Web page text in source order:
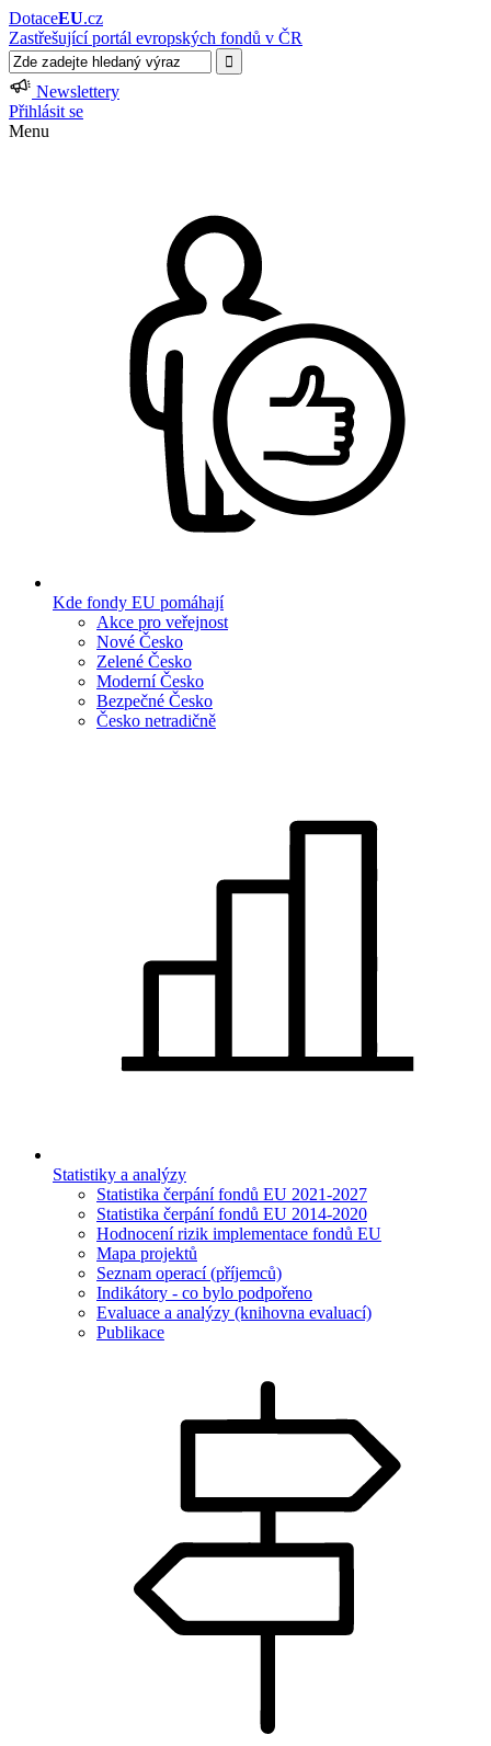
DotaceEU.cz
Zastřešující portál evropských fondů v ČR
Newslettery
Přihlásit se
Menu
Kde fondy EU pomáhají
Akce pro veřejnost
Nové Česko
Zelené Česko
Moderní Česko
Bezpečné Česko
Česko netradičně
Statistiky a analýzy
Statistika čerpání fondů EU 2021-2027
Statistika čerpání fondů EU 2014-2020
Hodnocení rizik implementace fondů EU
Mapa projektů
Seznam operací (příjemců)
Indikátory - co bylo podpořeno
Evaluace a analýzy (knihovna evaluací)
Publikace